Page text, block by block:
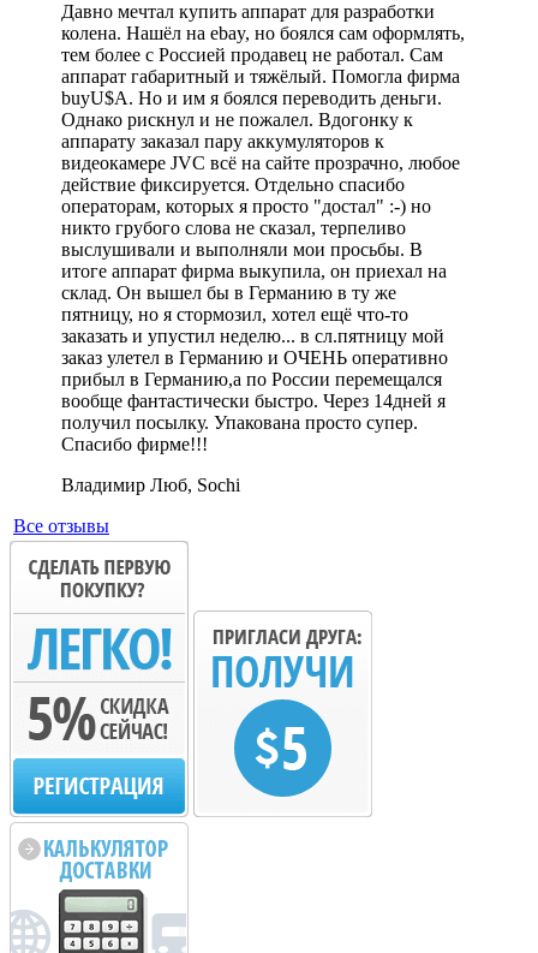
Давно мечтал купить аппарат для разработки
колена. Нашёл на ebay, но боялся сам оформлять,
тем более с Россией продавец не работал. Сам
аппарат габаритный и тяжёлый. Помогла фирма
buyU$A. Но и им я боялся переводить деньги.
Однако рискнул и не пожалел. Вдогонку к
аппарату заказал пару аккумуляторов к
видеокамере JVC всё на сайте прозрачно, любое
действие фиксируется. Отдельно спасибо
операторам, которых я просто "достал" :-) но
никто грубого слова не сказал, терпеливо
выслушивали и выполняли мои просьбы. В
итоге аппарат фирма выкупила, он приехал на
склад. Он вышел бы в Германию в ту же
пятницу, но я стормозил, хотел ещё что-то
заказать и упустил неделю... в сл.пятницу мой
заказ улетел в Германию и ОЧЕНЬ оперативно
прибыл в Германию,а по России перемещался
вообще фантастически быстро. Через 14дней я
получил посылку. Упакована просто супер.
Спасибо фирме!!!
Владимир Люб, Sochi
Все отзывы